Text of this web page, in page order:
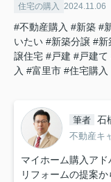
住宅の購入 2024.11.06
#不動産購入 #新築 #
いたい #新築分譲 #新
譲住宅 #戸建 #戸建て
入 #富里市 #住宅購入
筆者 石
不動産キ
マイホーム購入アド
リフォームの提案